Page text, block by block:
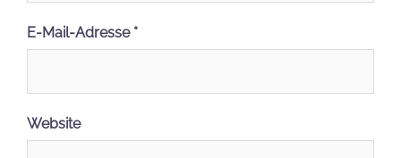
E-Mail-Adresse *
Website